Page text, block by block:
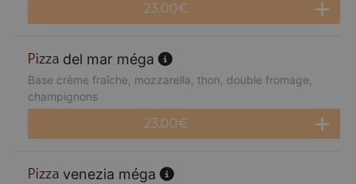
23.00€
del mar méga
Base crème fraîche, mozzarella, thon, double fromage,
champignons
23.00€
venezia méga